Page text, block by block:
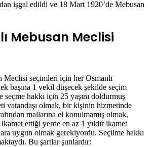
işgal edildi ve 18 Mart 1920’de Mebusan
Mebusan Meclisi
Meclisi seçimleri için her Osmanlı
başına 1 vekil düşecek şekilde seçim
seçme hakkı için 25 yaşını doldurmuş
vatandaşı olmak, bir kişinin hizmetinde
mallarına el konulmamış olmak,
ettiği yerde en az 1 yıldır ikamet
uygun olmak gerekiyordu. Seçilme hakkı
Bu şartlar şunlardır: